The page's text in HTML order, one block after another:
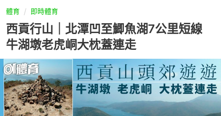
體育 即時體育
西貢行山｜北潭凹至鯽魚湖7公里短線
牛湖墩老虎峒大枕蓋連走